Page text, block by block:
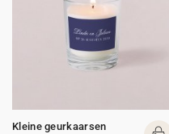
Kleine geurkaarsen